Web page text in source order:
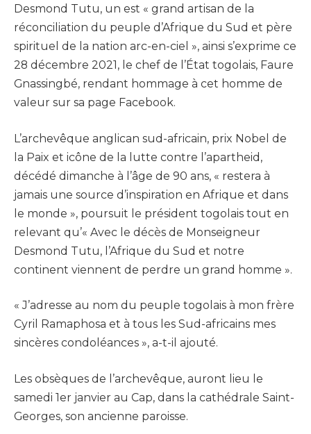
Desmond Tutu, un est « grand artisan de la
réconciliation du peuple d’Afrique du Sud et père
spirituel de la nation arc-en-ciel », ainsi s’exprime ce
28 décembre 2021, le chef de l’État togolais, Faure
Gnassingbé, rendant hommage à cet homme de
valeur sur sa page Facebook.
L’archevêque anglican sud-africain, prix Nobel de
la Paix et icône de la lutte contre l’apartheid,
décédé dimanche à l’âge de 90 ans, « restera à
jamais une source d’inspiration en Afrique et dans
le monde », poursuit le président togolais tout en
relevant qu’« Avec le décès de Monseigneur
Desmond Tutu, l’Afrique du Sud et notre
continent viennent de perdre un grand homme ».
« J’adresse au nom du peuple togolais à mon frère
Cyril Ramaphosa et à tous les Sud-africains mes
sincères condoléances », a-t-il ajouté.
Les obsèques de l’archevêque, auront lieu le
samedi 1er janvier au Cap, dans la cathédrale Saint-
Georges, son ancienne paroisse.